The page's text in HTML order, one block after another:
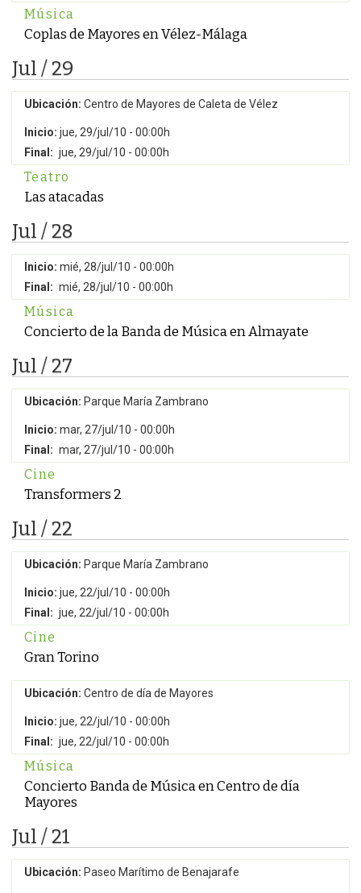
Música
Coplas de Mayores en Vélez-Málaga
Jul / 29
Ubicación: Centro de Mayores de Caleta de Vélez
Inicio: jue, 29/jul/10 - 00:00h
Final: jue, 29/jul/10 - 00:00h
Teatro
Las atacadas
Jul / 28
Inicio: mié, 28/jul/10 - 00:00h
Final: mié, 28/jul/10 - 00:00h
Música
Concierto de la Banda de Música en Almayate
Jul / 27
Ubicación: Parque María Zambrano
Inicio: mar, 27/jul/10 - 00:00h
Final: mar, 27/jul/10 - 00:00h
Cine
Transformers 2
Jul / 22
Ubicación: Parque María Zambrano
Inicio: jue, 22/jul/10 - 00:00h
Final: jue, 22/jul/10 - 00:00h
Cine
Gran Torino
Ubicación: Centro de día de Mayores
Inicio: jue, 22/jul/10 - 00:00h
Final: jue, 22/jul/10 - 00:00h
Música
Concierto Banda de Música en Centro de día
Mayores
Jul / 21
Ubicación: Paseo Marítimo de Benajarafe